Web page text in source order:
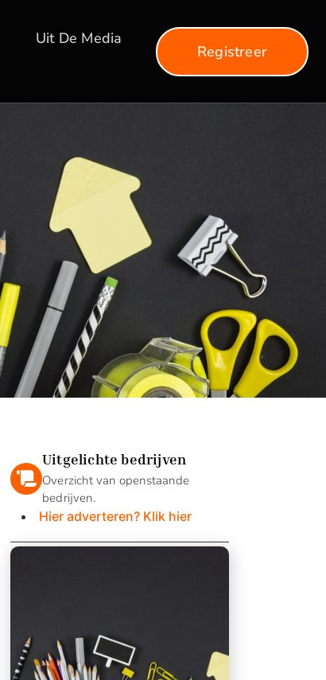
Uit De Media
Registreer
Uitgelichte bedrijven
Overzicht van openstaande
bedrijven.
Hier adverteren? Klik hier